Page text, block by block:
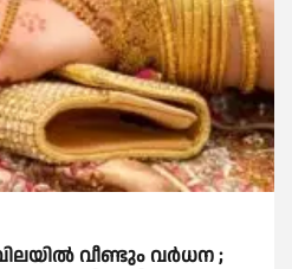
വീണ്ടും വര്‍ധന ;